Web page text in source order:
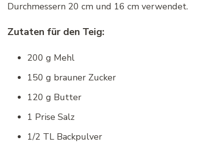
Durchmessern 20 cm und 16 cm verwendet.
Zutaten für den Teig:
200 g Mehl
150 g brauner Zucker
120 g Butter
1 Prise Salz
1/2 TL Backpulver